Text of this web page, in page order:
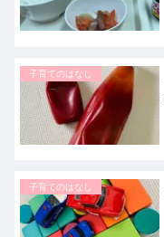
子育てのはなし
子育てのはなし